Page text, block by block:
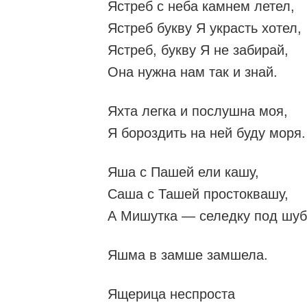
Ястреб с неба камнем летел,
Ястреб букву Я украсть хотел,
Ястреб, букву Я не забирай,
Она нужна нам так и знай.
Яхта легка и послушна моя,
Я бороздить на ней буду моря.
Яша с Пашей ели кашу,
Саша с Ташей простоквашу,
А Мишутка — селедку под
Яшма в замше замшела.
Ящерица неспроста